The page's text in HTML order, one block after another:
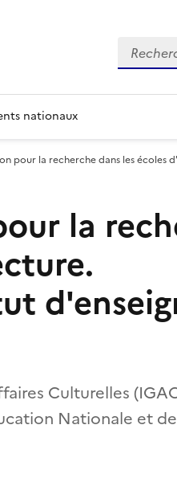
nationaux
pour la recherche dans les écoles
la
Culturelles
Nationale et